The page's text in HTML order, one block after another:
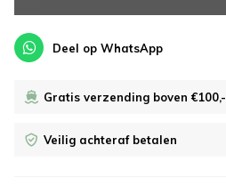
Deel op WhatsApp
Gratis verzending boven €100,-
Veilig achteraf betalen